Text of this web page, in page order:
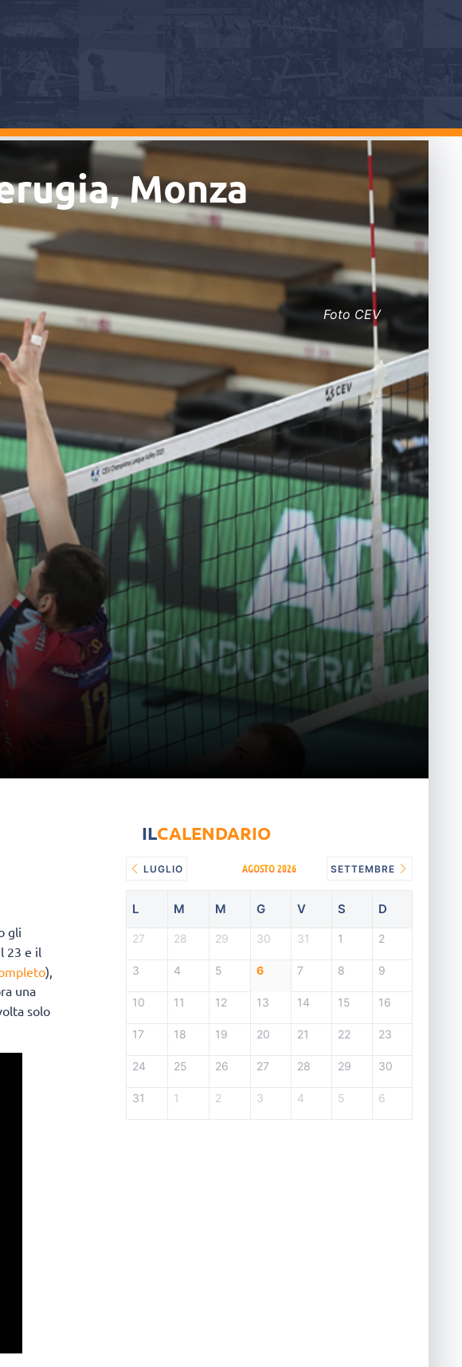
Monza
Foto CEV
gli
23 e il
),
una
solo
ILCALENDARIO
LUGLIO AGOSTO 2026 SETTEMBRE
L M M G V S D
27 28 29 30 31 1 2
3 4 5 6 7 8 9
10 11 12 13 14 15 16
17 18 19 20 21 22 23
24 25 26 27 28 29 30
31 1 2 3 4 5 6